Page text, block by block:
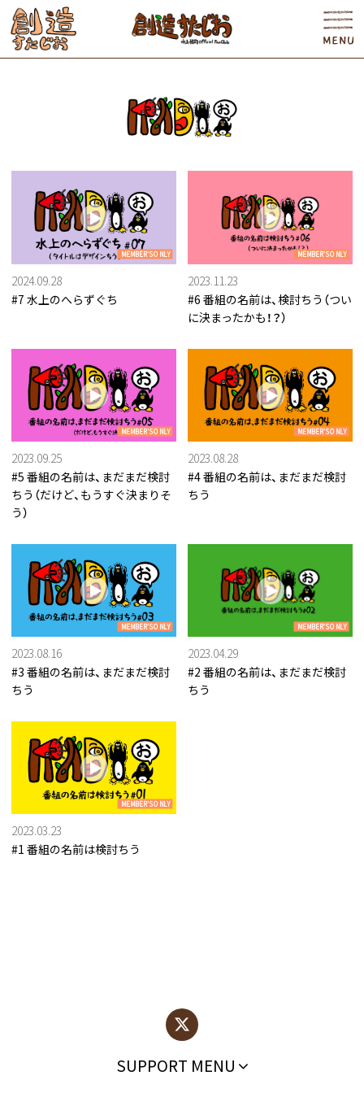
MEMBER'S ONLY
2024.09.28
#7 水上のへらずぐち
MEMBER'S ONLY
2023.11.23
#6 番組の名前は、検討ちう（つい
に決まったかも！？）
MEMBER'S ONLY
2023.09.25
#5 番組の名前は、まだまだ検討
ちう（だけど、もうすぐ決まりそ
う）
MEMBER'S ONLY
2023.08.28
#4 番組の名前は、まだまだ検討
ちう
MEMBER'S ONLY
2023.08.16
#3 番組の名前は、まだまだ検討
ちう
MEMBER'S ONLY
2023.04.29
#2 番組の名前は、まだまだ検討
ちう
MEMBER'S ONLY
2023.03.23
#1 番組の名前は検討ちう
SUPPORT MENU